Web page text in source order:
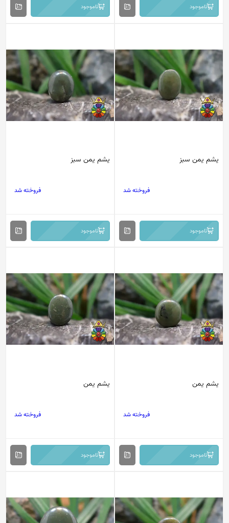
ناموجود ناموجود
یشم یمن سبز
فروخته شد
ناموجود
یشم یمن سبز
فروخته شد
ناموجود
یشم یمن
فروخته شد
ناموجود
یشم یمن
فروخته شد
ناموجود